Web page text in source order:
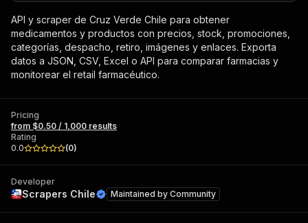
API y scraper de Cruz Verde Chile para obtener
medicamentos y productos con precios, stock, promociones,
categorías, despacho, retiro, imágenes y enlaces. Exporta
datos a JSON, CSV, Excel o API para comparar farmacias y
monitorear el retail farmacéutico.
Pricing
from $0.50 / 1,000 results
Rating
0.0
(0)
Developer
Scrapers Chile Maintained by Community